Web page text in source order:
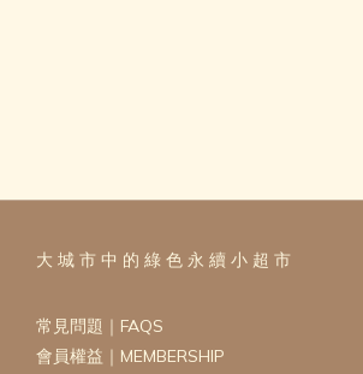
大 城 市 中 的 綠 色 永 續 小 超 市
常見問題｜FAQS
會員權益｜MEMBERSHIP